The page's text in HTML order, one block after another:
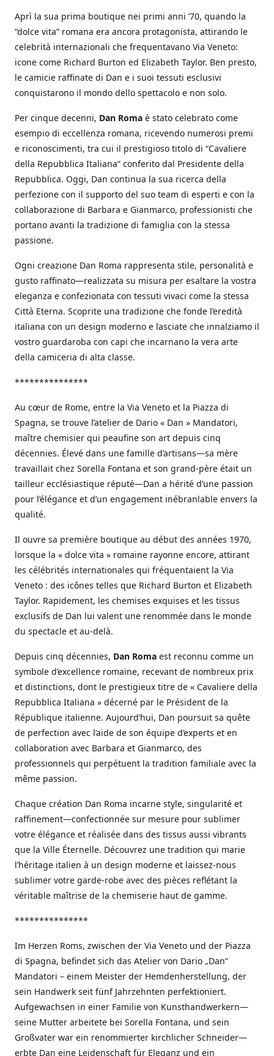
Aprì la sua prima boutique nei primi anni ’70, quando la
“dolce vita” romana era ancora protagonista, attirando le
celebrità internazionali che frequentavano Via Veneto:
icone come Richard Burton ed Elizabeth Taylor. Ben presto,
le camicie raffinate di Dan e i suoi tessuti esclusivi
conquistarono il mondo dello spettacolo e non solo.
Per cinque decenni, Dan Roma è stato celebrato come
esempio di eccellenza romana, ricevendo numerosi premi
e riconoscimenti, tra cui il prestigioso titolo di “Cavaliere
della Repubblica Italiana” conferito dal Presidente della
Repubblica. Oggi, Dan continua la sua ricerca della
perfezione con il supporto del suo team di esperti e con la
collaborazione di Barbara e Gianmarco, professionisti che
portano avanti la tradizione di famiglia con la stessa
passione.
Ogni creazione Dan Roma rappresenta stile, personalità e
gusto raffinato—realizzata su misura per esaltare la vostra
eleganza e confezionata con tessuti vivaci come la stessa
Città Eterna. Scoprite una tradizione che fonde l’eredità
italiana con un design moderno e lasciate che innalziamo il
vostro guardaroba con capi che incarnano la vera arte
della camiceria di alta classe.
***************
Au cœur de Rome, entre la Via Veneto et la Piazza di
Spagna, se trouve l’atelier de Dario « Dan » Mandatori,
maître chemisier qui peaufine son art depuis cinq
décennies. Élevé dans une famille d’artisans—sa mère
travaillait chez Sorella Fontana et son grand-père était un
tailleur ecclésiastique réputé—Dan a hérité d’une passion
pour l’élégance et d’un engagement inébranlable envers la
qualité.
Il ouvre sa première boutique au début des années 1970,
lorsque la « dolce vita » romaine rayonne encore, attirant
les célébrités internationales qui fréquentaient la Via
Veneto : des icônes telles que Richard Burton et Elizabeth
Taylor. Rapidement, les chemises exquises et les tissus
exclusifs de Dan lui valent une renommée dans le monde
du spectacle et au-delà.
Depuis cinq décennies, Dan Roma est reconnu comme un
symbole d’excellence romaine, recevant de nombreux prix
et distinctions, dont le prestigieux titre de « Cavaliere della
Repubblica Italiana » décerné par le Président de la
République italienne. Aujourd’hui, Dan poursuit sa quête
de perfection avec l’aide de son équipe d’experts et en
collaboration avec Barbara et Gianmarco, des
professionnels qui perpétuent la tradition familiale avec la
même passion.
Chaque création Dan Roma incarne style, singularité et
raffinement—confectionnée sur mesure pour sublimer
votre élégance et réalisée dans des tissus aussi vibrants
que la Ville Éternelle. Découvrez une tradition qui marie
l’héritage italien à un design moderne et laissez-nous
sublimer votre garde-robe avec des pièces reflétant la
véritable maîtrise de la chemiserie haut de gamme.
***************
Im Herzen Roms, zwischen der Via Veneto und der Piazza
di Spagna, befindet sich das Atelier von Dario „Dan“
Mandatori – einem Meister der Hemdenherstellung, der
sein Handwerk seit fünf Jahrzehnten perfektioniert.
Aufgewachsen in einer Familie von Kunsthandwerkern—
seine Mutter arbeitete bei Sorella Fontana, und sein
Großvater war ein renommierter kirchlicher Schneider—
erbte Dan eine Leidenschaft für Eleganz und ein